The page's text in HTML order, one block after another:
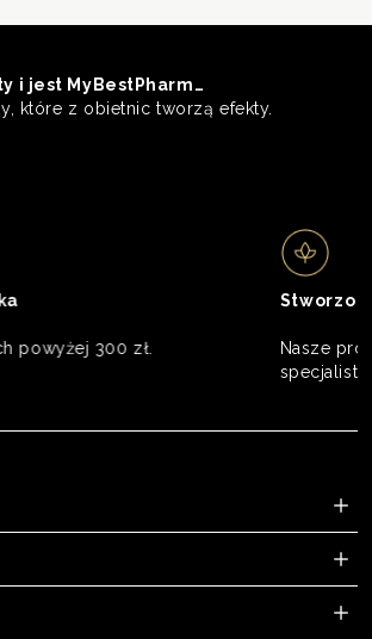
i jest MyBestPharm…
które z obietnic tworzą efekty.
powyżej 300 zł.
Nasze